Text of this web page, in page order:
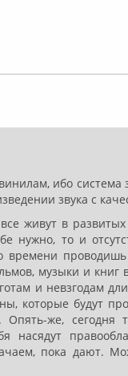
ибо система
звука с
живут в
нужно, то и
времени
музыки и книг
и невзгодам
которые будут
Опять-же,
пока дают.